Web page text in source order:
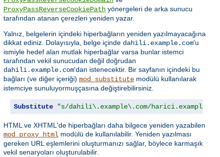
ProxyPassReverseCookiePath yönergeleri de arka sunucu
tarafından atanan çerezleri yeniden yazar.
Yalnız, belgelerin içindeki hiperbağların yeniden yazılmayacağına
dikkat ediniz. Dolayısıyla, belge içinde dahili.example.com'u
ismiyle hedef alan mutlak hiperbağlar varsa bunlar istemci
tarafından vekil sunucudan değil doğrudan
dahili.example.com'dan istenecektir. Bir sayfanın içindeki bu
bağları (ve diğer içeriği) mod_substitute modülü kullanılarak
istemciye sunuluyormuşçasına değiştirebilirsiniz.
Substitute "s/dahili\.example\.com/
HTML ve XHTML'de hiperbağları daha bilgece yeniden yazabilen
mod_proxy_html modülü de kullanılabilir. Yeniden yazılması
gereken URL eşlemlerini oluşturmanızı sağlar, böylece karmaşık
vekil senaryoları oluşturulabilir.